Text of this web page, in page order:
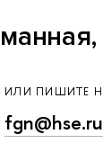
ИЛИ ПИШИТЕ
fgn@hse.ru